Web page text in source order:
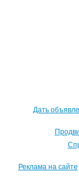
Дать
Реклама на сайте